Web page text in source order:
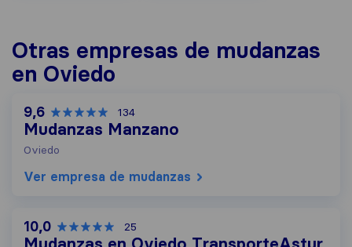
Otras empresas de mudanzas
en Oviedo
9,6 134
Mudanzas Manzano
Oviedo
Ver empresa de mudanzas
10,0 25